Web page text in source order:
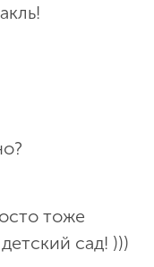
тоже
сад! )))